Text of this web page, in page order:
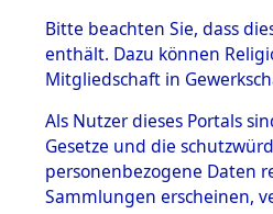
BESTÄNDE
1.
mente
5. Verschiedenes
5.3
Todesmärsche
Bitte beachten Sie, dass
enthält. Dazu können
Mitgliedschaft in
Als Nutzer dieses Portals
Gesetze und die
personenbezogene Daten
Sammlungen erscheinen,